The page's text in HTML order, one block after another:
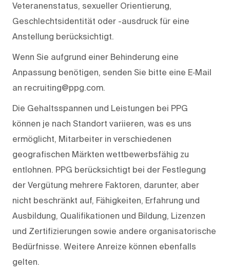
Veteranenstatus, sexueller Orientierung,
Geschlechtsidentität oder -ausdruck für eine
Anstellung berücksichtigt.
Wenn Sie aufgrund einer Behinderung eine
Anpassung benötigen, senden Sie bitte eine E‑Mail
an recruiting@ppg.com.
Die Gehaltsspannen und Leistungen bei PPG
können je nach Standort variieren, was es uns
ermöglicht, Mitarbeiter in verschiedenen
geografischen Märkten wettbewerbsfähig zu
entlohnen. PPG berücksichtigt bei der Festlegung
der Vergütung mehrere Faktoren, darunter, aber
nicht beschränkt auf, Fähigkeiten, Erfahrung und
Ausbildung, Qualifikationen und Bildung, Lizenzen
und Zertifizierungen sowie andere organisatorische
Bedürfnisse. Weitere Anreize können ebenfalls
gelten.